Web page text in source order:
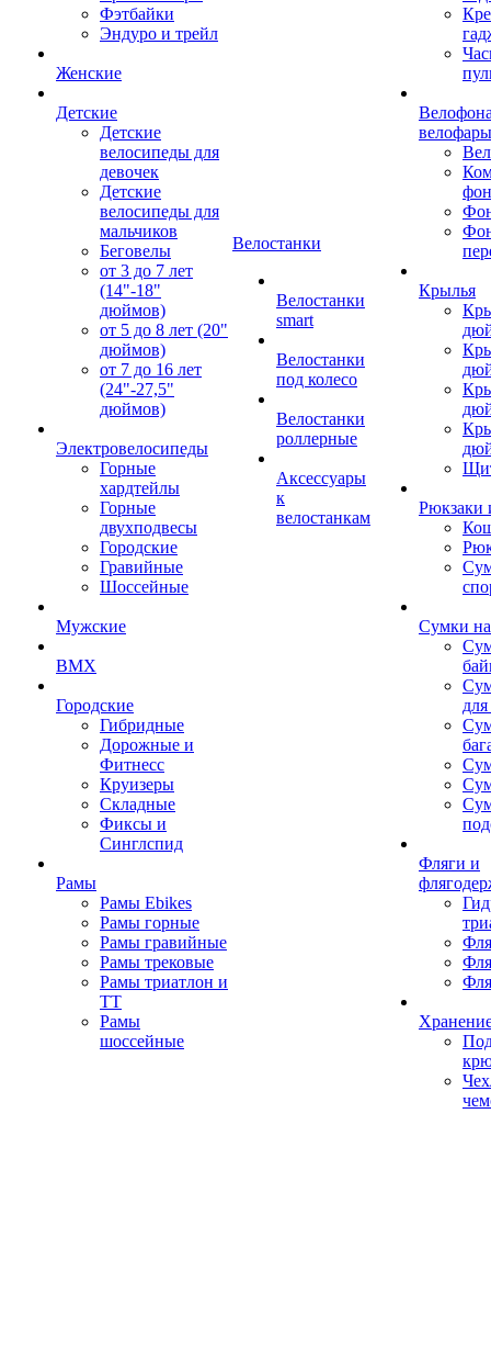
Фэтбайки
Эндуро и трейл
Женские
Детские
Детские
велосипеды для
девочек
Детские
велосипеды для
мальчиков
Беговелы
от 3 до 7 лет
(14"-18"
дюймов)
от 5 до 8 лет (20"
дюймов)
от 7 до 16 лет
(24"-27,5"
дюймов)
Электровелосипеды
Горные
хардтейлы
Горные
двухподвесы
Городские
Гравийные
Шоссейные
Мужские
BMX
Городские
Гибридные
Дорожные и
Фитнесс
Круизеры
Складные
Фиксы и
Синглспид
Рамы
Рамы Ebikes
Рамы горные
Рамы гравийные
Рамы трековые
Рамы триатлон и
ТТ
Рамы
шоссейные
Велостанки
Велостанки
smart
Велостанки
под колесо
Велостанки
роллерные
Аксессуары
к
велостанкам
велофары
Крылья
Рюкзаки
Сумки
Фляги и